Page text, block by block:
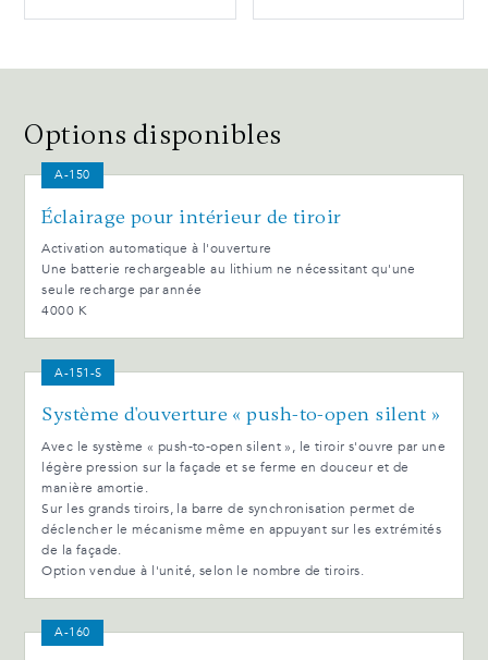
Options disponibles
A-150
Éclairage pour intérieur de tiroir
Activation automatique à l'ouverture
Une batterie rechargeable au lithium ne nécessitant qu'une
seule recharge par année
4000 K
A-151-S
Système d'ouverture « push-to-open silent »
Avec le système « push-to-open silent », le tiroir s'ouvre par une
légère pression sur la façade et se ferme en douceur et de
manière amortie.
Sur les grands tiroirs, la barre de synchronisation permet de
déclencher le mécanisme même en appuyant sur les extrémités
de la façade.
Option vendue à l'unité, selon le nombre de tiroirs.
A-160